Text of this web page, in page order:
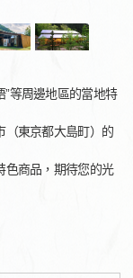
”等周邊地區的當地特
（東京都大島町）的
色商品，期待您的光